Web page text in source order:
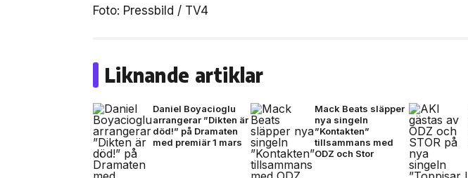
Foto: Pressbild / TV4
Liknande artiklar
Daniel Boyacioglu
arrangerar ”Dikten är
död!” på Dramaten
med premiär 1 mars
Mack Beats släpper
nya singeln
”Kontakten”
tillsammans med
ODZ och Stor